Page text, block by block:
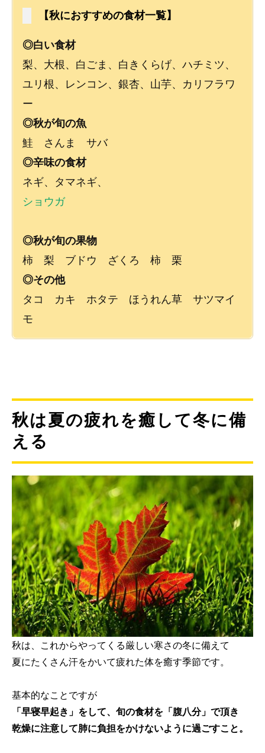
【秋におすすめの食材一覧】
◎白い食材
梨、大根、白ごま、白きくらげ、ハチミツ、
ユリ根、レンコン、銀杏、山芋、カリフラワ
ー
◎秋が旬の魚
鮭 さんま サバ
◎辛味の食材
ネギ、タマネギ、
ショウガ
◎秋が旬の果物
柿 梨 ブドウ ざくろ 柿 栗
◎その他
タコ カキ ホタテ ほうれん草 サツマイ
モ
秋は夏の疲れを癒して冬に備
える
秋は、これからやってくる厳しい寒さの冬に備えて
夏にたくさん汗をかいて疲れた体を癒す季節です。
基本的なことですが
「早寝早起き」をして、旬の食材を「腹八分」で頂き
乾燥に注意して肺に負担をかけないように過ごすこと。